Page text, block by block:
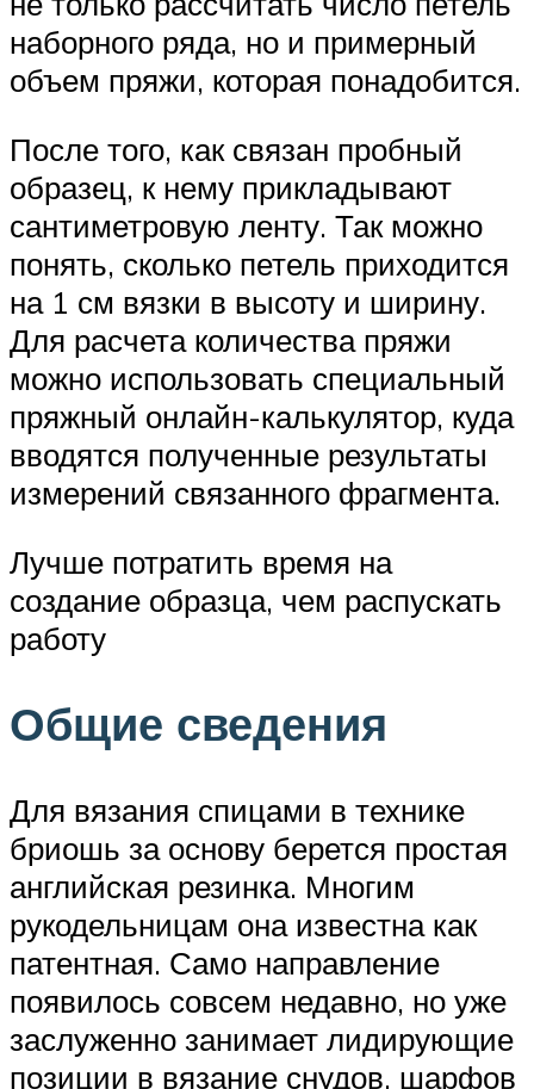
наборного ряда, но и примерный
объем пряжи, которая понадобится.
После того, как связан пробный
образец, к нему прикладывают
сантиметровую ленту. Так можно
понять, сколько петель приходится
на 1 см вязки в высоту и ширину.
Для расчета количества пряжи
можно использовать специальный
пряжный онлайн-калькулятор, куда
вводятся полученные результаты
измерений связанного фрагмента.
Лучше потратить время на
создание образца, чем распускать
работу
Общие сведения
Для вязания спицами в технике
бриошь за основу берется простая
английская резинка. Многим
рукодельницам она известна как
патентная. Само направление
появилось совсем недавно, но уже
заслуженно занимает лидирующие
позиции в вязание снудов, шарфов